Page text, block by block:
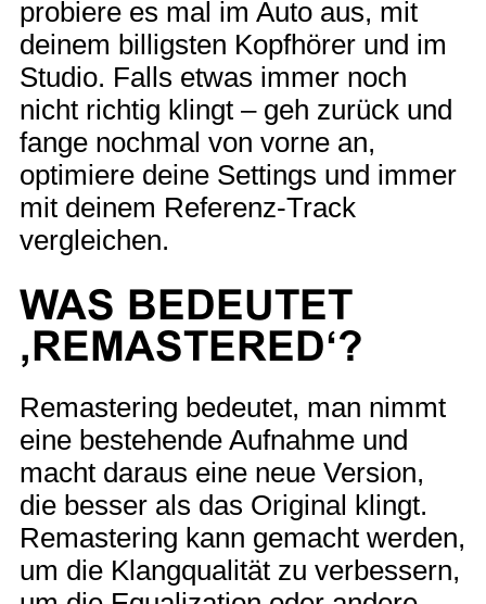
probiere es mal im Auto aus, mit
deinem billigsten Kopfhörer und im
Studio. Falls etwas immer noch
nicht richtig klingt – geh zurück und
fange nochmal von vorne an,
optimiere deine Settings und immer
mit deinem Referenz-Track
vergleichen.
WAS BEDEUTET
‚REMASTERED‘?
Remastering bedeutet, man nimmt
eine bestehende Aufnahme und
macht daraus eine neue Version,
die besser als das Original klingt.
Remastering kann gemacht werden,
um die Klangqualität zu verbessern,